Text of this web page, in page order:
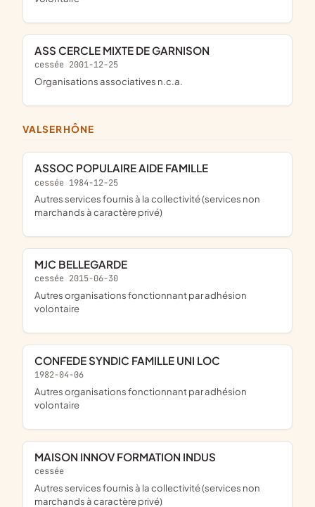
ASS CERCLE MIXTE DE GARNISON
cessée 2001-12-25
Organisations associatives n.c.a.
VALSERHÔNE
ASSOC POPULAIRE AIDE FAMILLE
cessée 1984-12-25
Autres services fournis à la collectivité (services non
marchands à caractère privé)
MJC BELLEGARDE
cessée 2015-06-30
Autres organisations fonctionnant par adhésion
volontaire
CONFEDE SYNDIC FAMILLE UNI LOC
1982-04-06
Autres organisations fonctionnant par adhésion
volontaire
MAISON INNOV FORMATION INDUS
cessée
Autres services fournis à la collectivité (services non
marchands à caractère privé)